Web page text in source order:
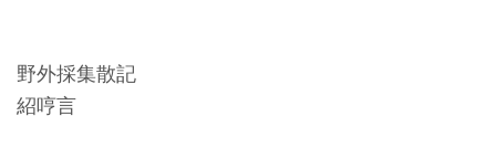
En
glis
h
日
本
野外採集散記
紹哼言